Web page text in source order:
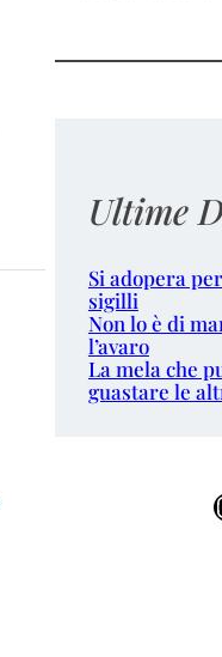
Ultime
Si adopera
sigilli
Non lo è di
l’avaro
La mela che
guastare le